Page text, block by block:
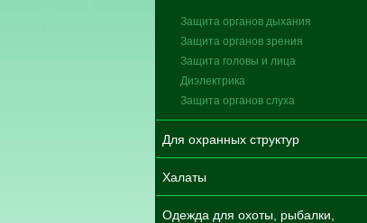
Защита органов дыхания
Защита органов зрения
Защита головы и лица
Диэлектрика
Защита органов слуха
Для охранных структур
Халаты
Одежда для охоты, рыбалки,